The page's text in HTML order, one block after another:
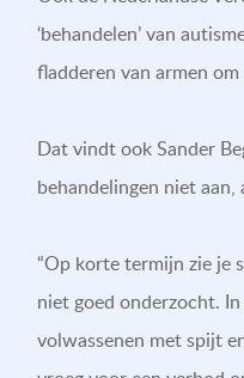
‘behandelen’ van
fladderen van armen
Dat vindt ook Sander
behandelingen niet
“Op korte termijn zie je
niet goed onderzocht.
volwassenen met spijt